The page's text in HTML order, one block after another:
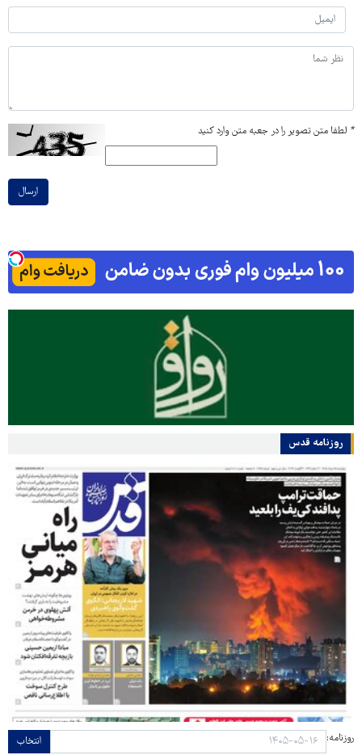
* لطفا متن تصویر را در جعبه متن وارد کنید
ارسال
روزنامه قدس
روزنامه: انتخاب